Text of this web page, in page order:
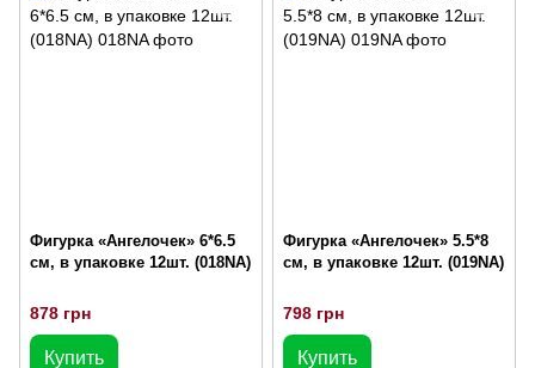
Фигурка «Ангелочек» 6*6.5
см, в упаковке 12шт. (018NA)
878 грн
Купить
Фигурка «Ангелочек» 5.5*8
см, в упаковке 12шт. (019NA)
798 грн
Купить